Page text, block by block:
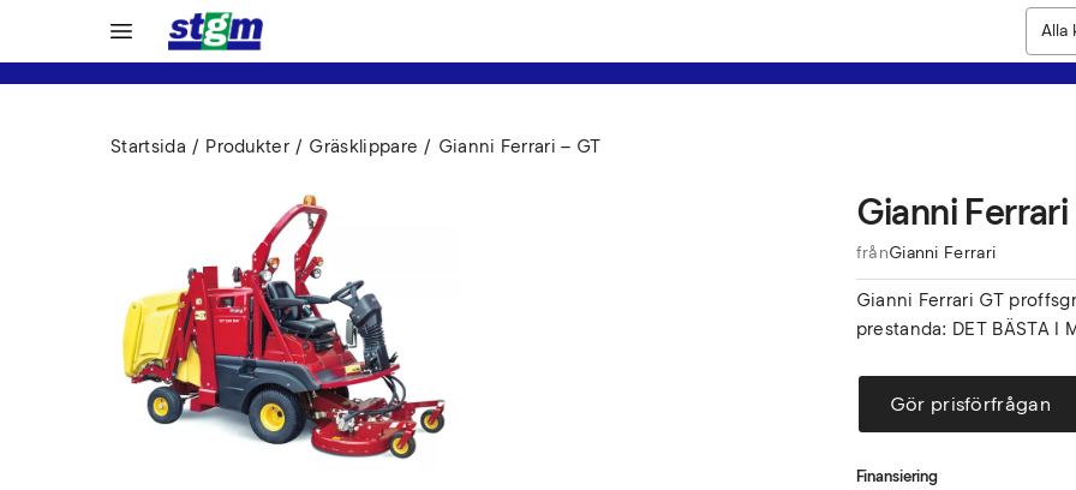
Startsida Produkter Gräsklippare Gianni Ferrari – GT
Gianni Ferrari
frånGianni Ferrari
Gianni Ferrari GT
prestanda: DET BÄSTA I
Gör prisförfrågan
Finansiering